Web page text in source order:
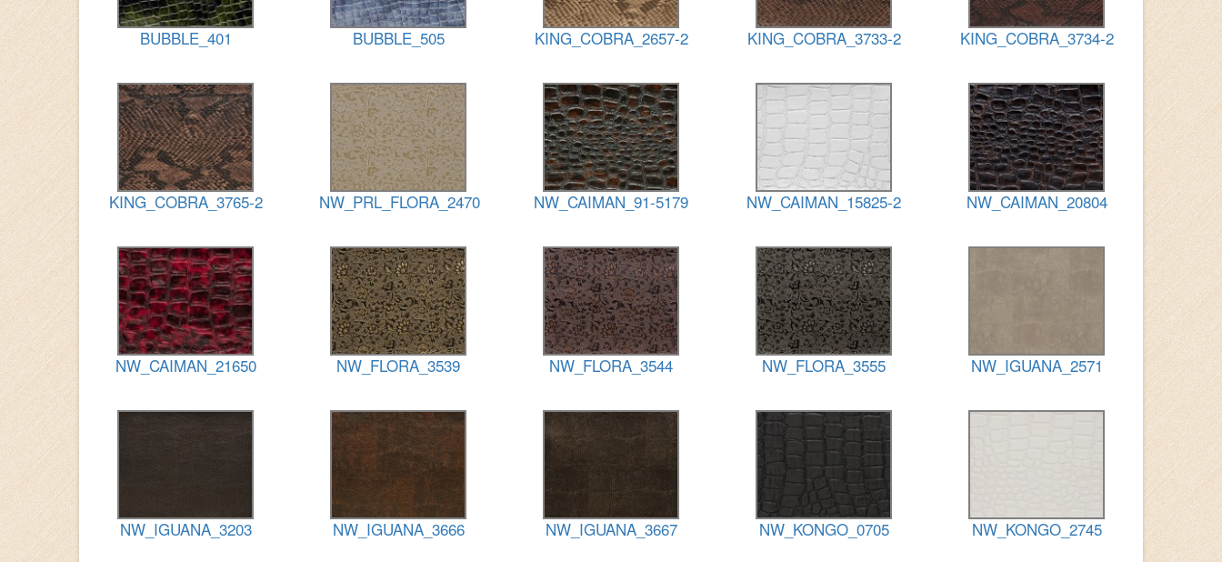
BUBBLE_401 BUBBLE_505 KING_COBRA_2657-2 KING_COBRA_3733-2 KING_COBRA_3734-2
KING_COBRA_3765-2 NW_PRL_FLORA_2470 NW_CAIMAN_91-5179 NW_CAIMAN_15825-2 NW_CAIMAN_20804
NW_CAIMAN_21650 NW_FLORA_3539 NW_FLORA_3544 NW_FLORA_3555 NW_IGUANA_2571
NW_IGUANA_3203 NW_IGUANA_3666 NW_IGUANA_3667 NW_KONGO_0705 NW_KONGO_2745